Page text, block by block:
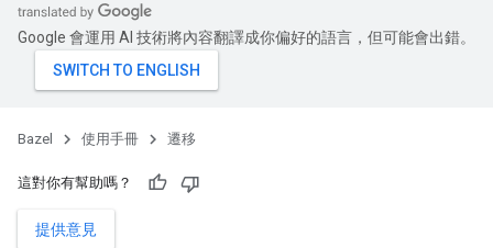
Google 會運用 AI 技術將內容翻譯成你偏好的語言，但可能會出錯。
Bazel 使用手冊 遷移
這對你有幫助嗎？
提供意見